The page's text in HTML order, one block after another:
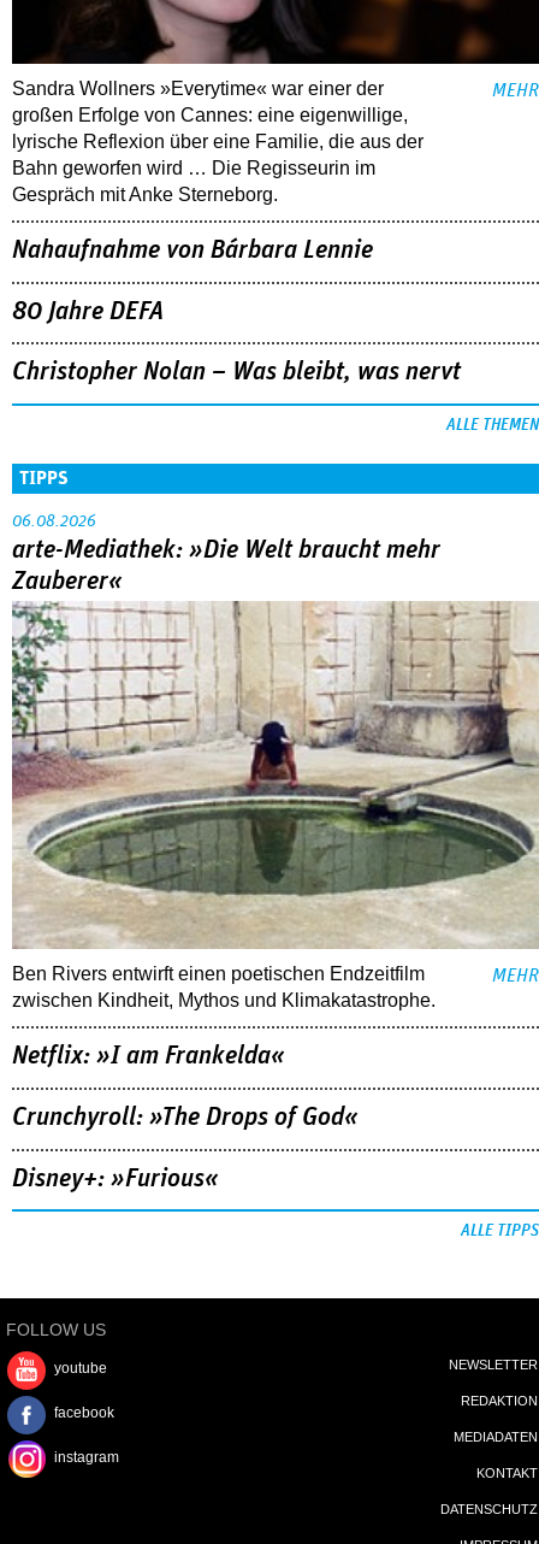
Sandra Wollners »Everytime« war einer der
großen Erfolge von Cannes: eine eigenwillige,
lyrische Reflexion über eine ­Familie, die aus der
Bahn geworfen wird … Die Regisseurin im
Gespräch mit Anke Sterneborg.
MEHR
Nahaufnahme von Bárbara Lennie
80 Jahre DEFA
Christopher Nolan – Was bleibt, was nervt
ALLE THEMEN
TIPPS
06.08.2026
arte-Mediathek: »Die Welt braucht mehr
Zauberer«
Ben Rivers entwirft einen poetischen Endzeitfilm
zwischen Kindheit, Mythos und Klimakatastrophe.
MEHR
Netflix: »I am Frankelda«
Crunchyroll: »The Drops of God«
Disney+: »Furious«
ALLE TIPPS
FOLLOW US
youtube
facebook
instagram
NEWSLETTER
REDAKTION
MEDIADATEN
KONTAKT
DATENSCHUTZ